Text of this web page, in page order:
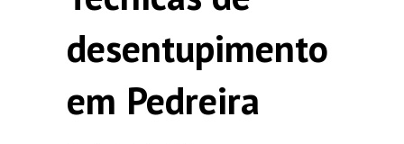
desentupimento
em Pedreira